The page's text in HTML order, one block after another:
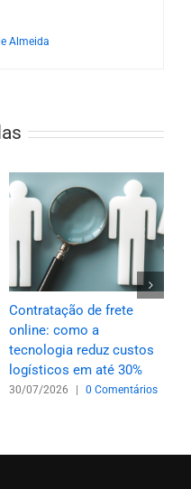
Almeida
Contratação de frete
online: como a
tecnologia reduz custos
logísticos em até 30%
30/07/2026 0 Comentários